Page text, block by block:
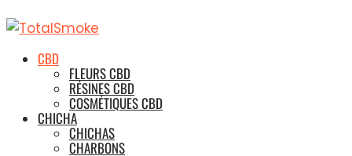
CBD
FLEURS CBD
RÉSINES CBD
COSMÉTIQUES CBD
CHICHA
CHICHAS
CHARBONS